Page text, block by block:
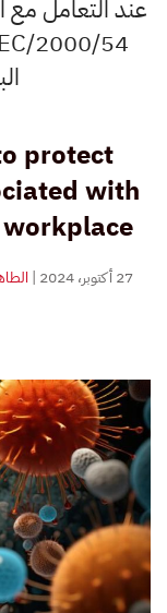
عند التعامل مع
protect
with
27 أكتوبر، 2024 |